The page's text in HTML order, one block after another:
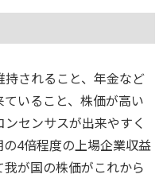
されること、年金など
いること、株価が高い
センサスが出来やすく
4倍程度の上場企業収益
が国の株価がこれから